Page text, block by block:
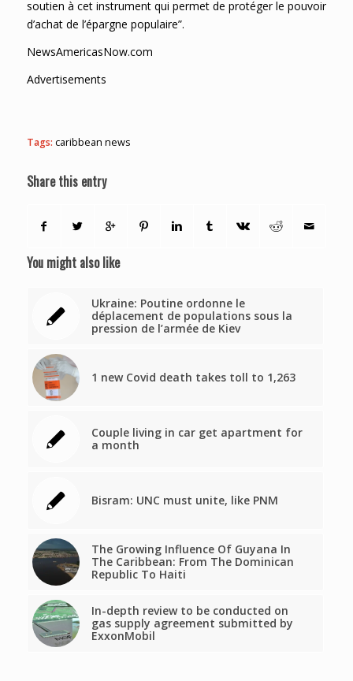
soutien à cet instrument qui permet de protéger le pouvoir
d’achat de l’épargne populaire”.
NewsAmericasNow.com
Advertisements
Tags: caribbean news
Share this entry
You might also like
Ukraine: Poutine ordonne le
déplacement de populations sous la
pression de l’armée de Kiev
1 new Covid death takes toll to 1,263
Couple living in car get apartment for
a month
Bisram: UNC must unite, like PNM
The Growing Influence Of Guyana In
The Caribbean: From The Dominican
Republic To Haiti
In-depth review to be conducted on
gas supply agreement submitted by
ExxonMobil